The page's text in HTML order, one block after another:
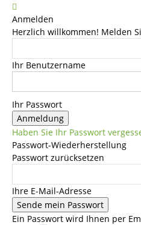
Anmelden
Herzlich willkommen! Melden
Ihr Benutzername
Ihr Passwort
Haben Sie Ihr Passwort
Passwort-Wiederherstellung
Passwort zurücksetzen
Ihre E-Mail-Adresse
Ein Passwort wird Ihnen per